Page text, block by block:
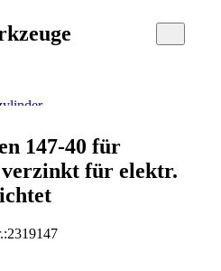
147-40 für
für elektr.
:2319147